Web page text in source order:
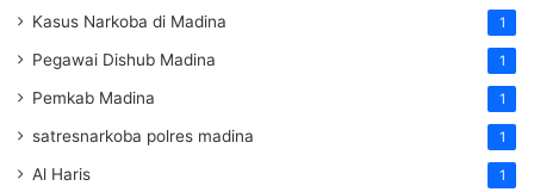
Kasus Narkoba di Madina 1
Pegawai Dishub Madina 1
Pemkab Madina 1
satresnarkoba polres madina 1
Al Haris 1